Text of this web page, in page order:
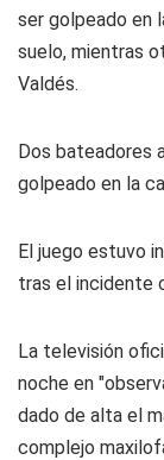
ser golpeado en
suelo, mientras
Valdés.
Dos bateadores
golpeado en la
El juego estuvo
tras el incidente
La televisión
noche en
dado de alta el
complejo